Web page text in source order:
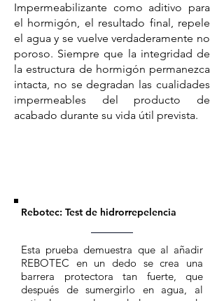
Impermeabilizante como aditivo para
el hormigón, el resultado final, repele
el agua y se vuelve verdaderamente no
poroso. Siempre que la integridad de
la estructura de hormigón permanezca
intacta, no se degradan las cualidades
impermeables del producto de
acabado durante su vida útil prevista.
Rebotec: Test de hidrorrepelencia
Esta prueba demuestra que al añadir
REBOTEC en un dedo se crea una
barrera protectora tan fuerte, que
después de sumergirlo en agua, al